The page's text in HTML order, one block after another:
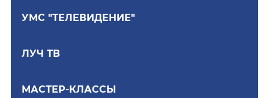
УМС "ТЕЛЕВИДЕНИЕ"
ЛУЧ ТВ
МАСТЕР-КЛАССЫ